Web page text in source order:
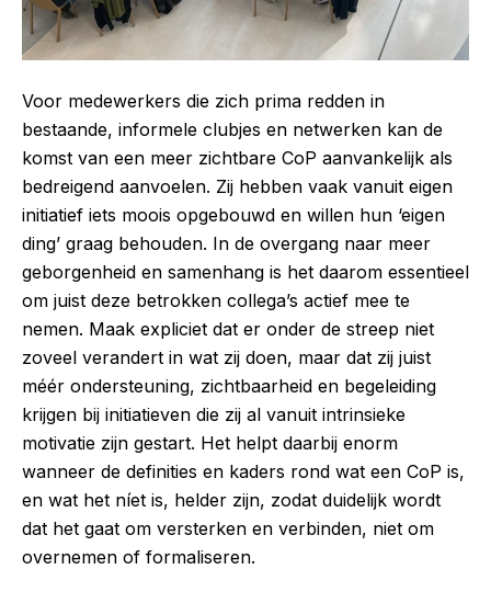
Voor medewerkers die zich prima redden in
bestaande, informele clubjes en netwerken kan de
komst van een meer zichtbare CoP aanvankelijk als
bedreigend aanvoelen. Zij hebben vaak vanuit eigen
initiatief iets moois opgebouwd en willen hun ‘eigen
ding’ graag behouden. In de overgang naar meer
geborgenheid en samenhang is het daarom essentieel
om juist deze betrokken collega’s actief mee te
nemen. Maak expliciet dat er onder de streep niet
zoveel verandert in wat zij doen, maar dat zij juist
méér ondersteuning, zichtbaarheid en begeleiding
krijgen bij initiatieven die zij al vanuit intrinsieke
motivatie zijn gestart. Het helpt daarbij enorm
wanneer de definities en kaders rond wat een CoP is,
en wat het níet is, helder zijn, zodat duidelijk wordt
dat het gaat om versterken en verbinden, niet om
overnemen of formaliseren.